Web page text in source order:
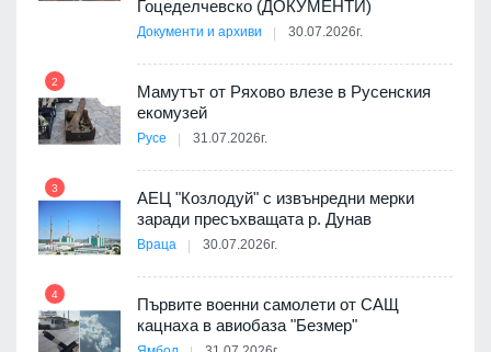
Гоцеделчевско (ДОКУМЕНТИ)
Документи и архиви 30.07.2026г.
2
Мамутът от Ряхово влезе в Русенския
екомузей
Русе 31.07.2026г.
3
АЕЦ "Козлодуй" с извънредни мерки
заради пресъхващата р. Дунав
Враца 30.07.2026г.
4
Първите военни самолети от САЩ
кацнаха в авиобаза "Безмер"